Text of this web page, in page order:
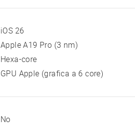
iOS 26
Apple A19 Pro (3 nm)
Hexa-core
GPU Apple (grafica a 6 core)
No